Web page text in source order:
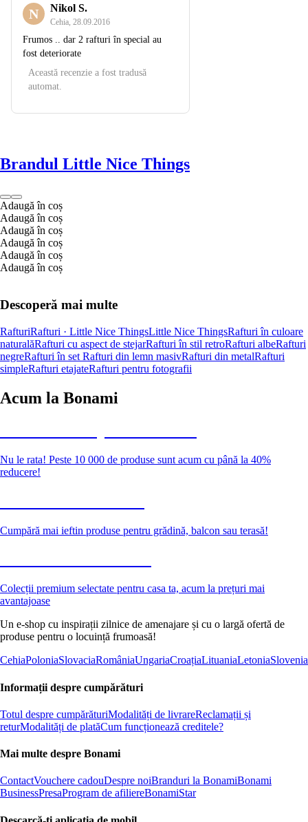
N Nikol S.
Cehia 28.09.2016
Frumos .. dar 2 rafturi în special au
fost deteriorate
Această recenzie a fost tradusă
automat.
Brandul Little Nice Things
Adaugă în coș
Adaugă în coș
Adaugă în coș
Adaugă în coș
Adaugă în coș
Adaugă în coș
Descoperă mai multe
RafturiRafturi · Little Nice ThingsLittle Nice ThingsRafturi în culoare
naturalăRafturi cu aspect de stejarRafturi în stil retroRafturi albeRafturi
negreRafturi în set Rafturi din lemn masivRafturi din metalRafturi
simpleRafturi etajateRafturi pentru fotografii
Acum la Bonami
Nu le rata! Peste 10 000 de produse sunt acum cu până la 40%
reducere!
Cumpără mai ieftin produse pentru grădină, balcon sau terasă!
Colecții premium selectate pentru casa ta, acum la prețuri mai
avantajoase
Un e-shop cu inspirații zilnice de amenajare și cu o largă ofertă de
produse pentru o locuință frumoasă!
CehiaPoloniaSlovaciaRomâniaUngariaCroațiaLituaniaLetoniaSlovenia
Informații despre cumpărături
Totul despre cumpărăturiModalități de livrareReclamații și
returModalități de platăCum funcționează creditele?
Mai multe despre Bonami
ContactVouchere cadouDespre noiBranduri la BonamiBonami
BusinessPresaProgram de afiliereBonamiStar